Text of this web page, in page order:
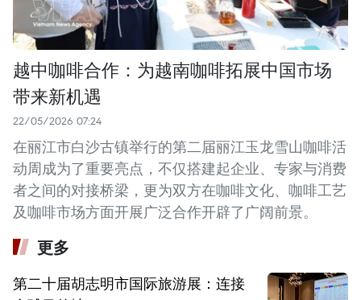
越中咖啡合作：为越南咖啡拓展中国市场
带来新机遇
22/05/2026 07:24
在丽江市白沙古镇举行的第二届丽江玉龙雪山咖啡活
动周成为了重要亮点，不仅搭建起企业、专家与消费
者之间的对接桥梁，更为双方在咖啡文化、咖啡工艺
及咖啡市场方面开展广泛合作开辟了广阔前景。
更多
第二十届胡志明市国际旅游展：连接